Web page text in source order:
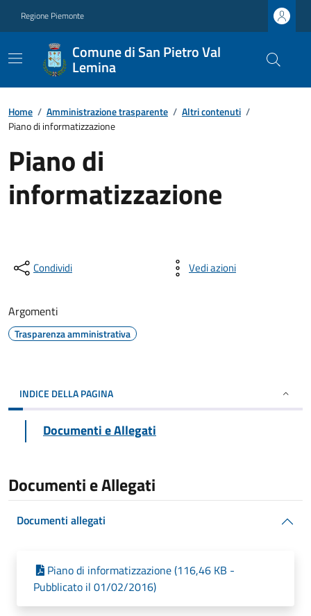
Regione Piemonte
Comune di San Pietro Val
Lemina
Home / Amministrazione trasparente / Altri contenuti /
Piano di informatizzazione
Piano di
informatizzazione
Condividi Vedi azioni
Argomenti
Trasparenza amministrativa
INDICE DELLA PAGINA
Documenti e Allegati
Documenti e Allegati
Documenti allegati
Piano di informatizzazione (116,46 KB -
Pubblicato il 01/02/2016)